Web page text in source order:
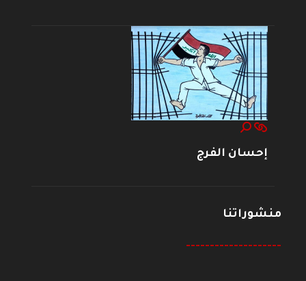
إحسان الفرج
منشوراتنا
--------------------